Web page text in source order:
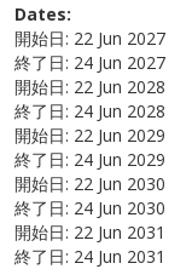
Dates:
開始日: 22 Jun 2027
終了日: 24 Jun 2027
開始日: 22 Jun 2028
終了日: 24 Jun 2028
開始日: 22 Jun 2029
終了日: 24 Jun 2029
開始日: 22 Jun 2030
終了日: 24 Jun 2030
開始日: 22 Jun 2031
終了日: 24 Jun 2031